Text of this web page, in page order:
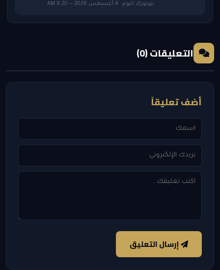
نيويورك اليوم · 4 أغسطس 2026 — 8:20 AM
التعليقات (0)
أضف تعليقاً
إرسال التعليق